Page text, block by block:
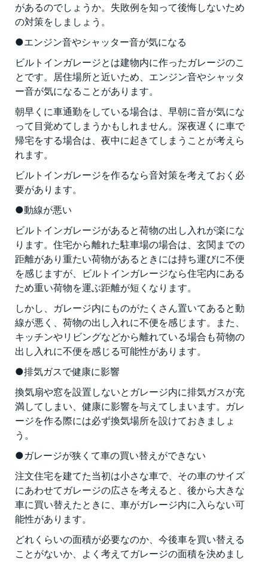
があるのでしょうか。失敗例を知って後悔しないため
の対策をしましょう。
●エンジン音やシャッター音が気になる
ビルトインガレージとは建物内に作ったガレージのこ
とです。居住場所と近いため、エンジン音やシャッタ
ー音が気になることがあります。
朝早くに車通勤をしている場合は、早朝に音が気にな
って目覚めてしまうかもしれません。深夜遅くに車で
帰宅をする場合は、夜中に起きてしまうことが考えら
れます。
ビルトインガレージを作るなら音対策を考えておく必
要があります。
●動線が悪い
ビルトインガレージがあると荷物の出し入れが楽にな
ります。住宅から離れた駐車場の場合は、玄関までの
距離があり重たい荷物があるときには持ち運びに不便
を感じますが、ビルトインガレージなら住宅内にある
ため重い荷物を運ぶ距離が短くなります。
しかし、ガレージ内にものがたくさん置いてあると動
線が悪く、荷物の出し入れに不便を感じます。また、
キッチンやリビングなどから離れている場合も荷物の
出し入れに不便を感じる可能性があります。
●排気ガスで健康に影響
換気扇や窓を設置しないとガレージ内に排気ガスが充
満してしまい、健康に影響を与えてしまいます。ガレ
ージを作る際には必ず換気場所を設けておきましょ
う。
●ガレージが狭くて車の買い替えができない
注文住宅を建てた当初は小さな車で、その車のサイズ
にあわせてガレージの広さを考えると、後から大きな
車に買い替えたときに、車がガレージ内に入らない可
能性があります。
どれくらいの面積が必要なのか、今後車を買い替える
ことがないか、よく考えてガレージの面積を決めまし